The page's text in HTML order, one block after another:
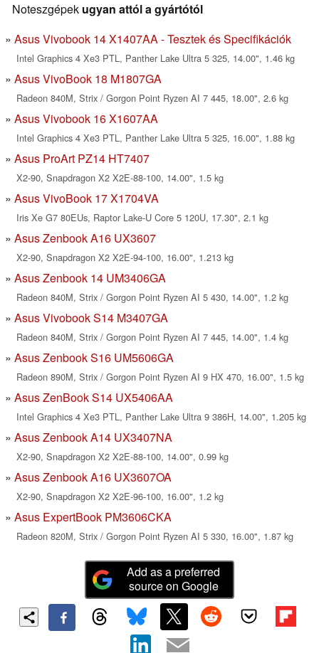
Noteszgépek ugyan attól a gyártótól
Asus Vivobook 14 X1407AA - Tesztek és Specifikációk
Intel Graphics 4 Xe3 PTL, Panther Lake Ultra 5 325, 14.00", 1.46 kg
Asus VivoBook 18 M1807GA
Radeon 840M, Strix / Gorgon Point Ryzen AI 7 445, 18.00", 2.6 kg
Asus Vivobook 16 X1607AA
Intel Graphics 4 Xe3 PTL, Panther Lake Ultra 5 325, 16.00", 1.88 kg
Asus ProArt PZ14 HT7407
X2-90, Snapdragon X2 X2E-88-100, 14.00", 1.5 kg
Asus VivoBook 17 X1704VA
Iris Xe G7 80EUs, Raptor Lake-U Core 5 120U, 17.30", 2.1 kg
Asus Zenbook A16 UX3607
X2-90, Snapdragon X2 X2E-94-100, 16.00", 1.213 kg
Asus Zenbook 14 UM3406GA
Radeon 840M, Strix / Gorgon Point Ryzen AI 5 430, 14.00", 1.2 kg
Asus Vivobook S14 M3407GA
Radeon 840M, Strix / Gorgon Point Ryzen AI 7 445, 14.00", 1.4 kg
Asus Zenbook S16 UM5606GA
Radeon 890M, Strix / Gorgon Point Ryzen AI 9 HX 470, 16.00", 1.5 kg
Asus ZenBook S14 UX5406AA
Intel Graphics 4 Xe3 PTL, Panther Lake Ultra 9 386H, 14.00", 1.205 kg
Asus Zenbook A14 UX3407NA
X2-90, Snapdragon X2 X2E-88-100, 14.00", 0.99 kg
Asus Zenbook A16 UX3607OA
X2-90, Snapdragon X2 X2E-96-100, 16.00", 1.2 kg
Asus ExpertBook PM3606CKA
Radeon 820M, Strix / Gorgon Point Ryzen AI 5 330, 16.00", 1.87 kg
Add as a preferred
source on Google